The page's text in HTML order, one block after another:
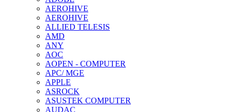
AEROHIVE
AEROHIVE
ALLIED TELESIS
AMD
ANY
AOC
AOPEN - COMPUTER
APC/ MGE
APPLE
ASROCK
ASUSTEK COMPUTER
AUDAC